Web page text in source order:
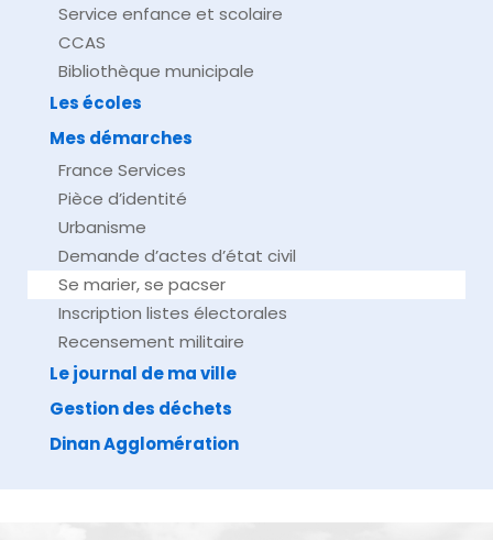
Service enfance et scolaire
CCAS
Bibliothèque municipale
Les écoles
Mes démarches
France Services
Pièce d’identité
Urbanisme
Demande d’actes d’état civil
Se marier, se pacser
Inscription listes électorales
Recensement militaire
Le journal de ma ville
Gestion des déchets
Dinan Agglomération